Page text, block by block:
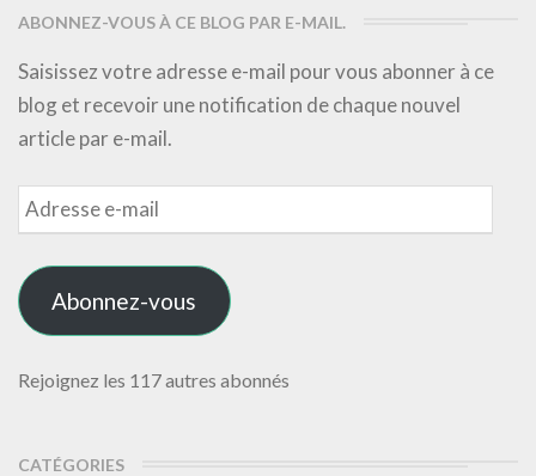
ABONNEZ-VOUS À CE BLOG PAR E-MAIL.
Saisissez votre adresse e-mail pour vous abonner à ce
blog et recevoir une notification de chaque nouvel
article par e-mail.
Adresse
e-
mail
Abonnez-vous
Rejoignez les 117 autres abonnés
CATÉGORIES